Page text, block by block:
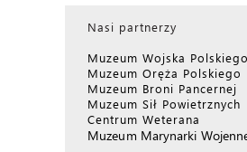
Nasi partnerzy
Muzeum Wojska Polskiego
Muzeum Oręża Polskiego
Muzeum Broni Pancernej
Muzeum Sił Powietrznych
Centrum Weterana
Muzeum Marynarki